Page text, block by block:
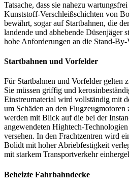
Tatsache, dass sie nahezu
Kunststoff-Verschleißschichten von
bewährt, sogar auf Startbahnen, die
landende und abhebende Düsenjäger
hohe Anforderungen an die Stand-
Startbahnen und Vorfelder
Für Startbahnen und Vorfelder gelten
Sie müssen griffig und
Einstreumaterial wird vollständig mit
um Schäden an den
werden mit Blick auf die bei der
angewendeten Hightech-
versehen. In den Frachtzentren wird
Bolidt mit hoher Abriebfestigkeit
mit starkem Transportverkehr
Beheizte Fahrbahndecke